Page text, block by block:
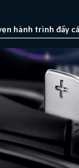
hành trình đầy